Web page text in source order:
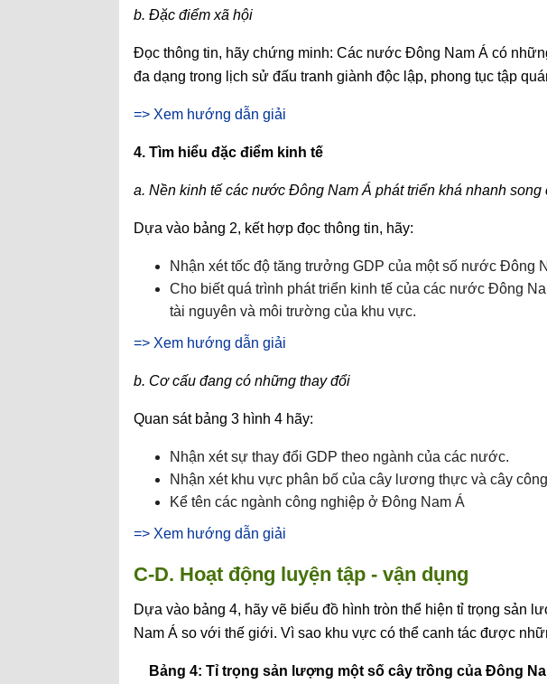
b. Đặc điểm xã hội
Đọc thông tin, hãy chứng minh: Các nước Đông Nam Á có
đa dạng trong lịch sử đấu tranh giành độc lập, phong tục tập
=> Xem hướng dẫn giải
4. Tìm hiểu đặc điểm kinh tế
a. Nền kinh tế các nước Đông Nam Á phát triển khá nhanh song
Dựa vào bảng 2, kết hợp đọc thông tin, hãy:
Nhận xét tốc độ tăng trưởng GDP của một số nước Đông
Cho biết quá trình phát triển kinh tế của các nước Đông
tài nguyên và môi trường của khu vực.
=> Xem hướng dẫn giải
b. Cơ cấu đang có những thay đổi
Quan sát bảng 3 hình 4 hãy:
Nhận xét sự thay đổi GDP theo ngành của các nước.
Nhận xét khu vực phân bố của cây lương thực và cây
Kể tên các ngành công nghiệp ở Đông Nam Á
=> Xem hướng dẫn giải
C-D. Hoạt động luyện tập - vận dụng
Dựa vào bảng 4, hãy vẽ biểu đồ hình tròn thể hiện tỉ trọng sản
Nam Á so với thế giới. Vì sao khu vực có thể canh tác được
Bảng 4: Tỉ trọng sản lượng một số cây trồng của Đông